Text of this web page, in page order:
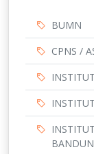
BUMN
CPNS /